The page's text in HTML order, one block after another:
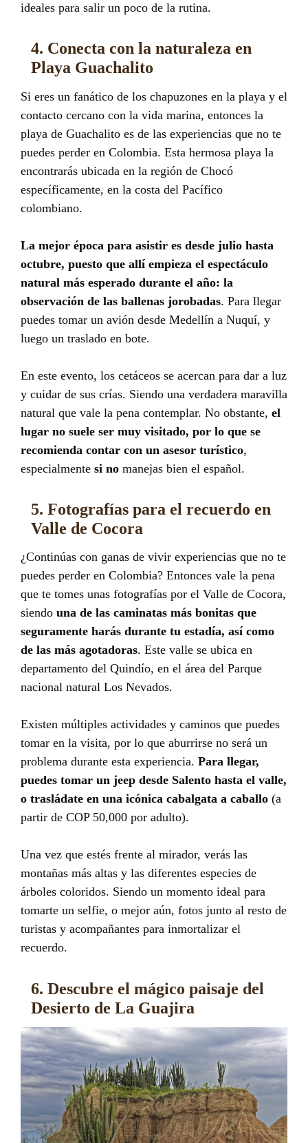
ideales para salir un poco de la rutina.
4. Conecta con la naturaleza en
Playa Guachalito
Si eres un fanático de los chapuzones en la playa y el
contacto cercano con la vida marina, entonces la
playa de Guachalito es de las experiencias que no te
puedes perder en Colombia. Esta hermosa playa la
encontrarás ubicada en la región de Chocó
específicamente, en la costa del Pacífico
colombiano.
La mejor época para asistir es desde julio hasta
octubre, puesto que allí empieza el espectáculo
natural más esperado durante el año: la
observación de las ballenas jorobadas. Para llegar
puedes tomar un avión desde Medellín a Nuquí, y
luego un traslado en bote.
En este evento, los cetáceos se acercan para dar a luz
y cuidar de sus crías. Siendo una verdadera maravilla
natural que vale la pena contemplar. No obstante, el
lugar no suele ser muy visitado, por lo que se
recomienda contar con un asesor turístico,
especialmente si no manejas bien el español.
5. Fotografías para el recuerdo en
Valle de Cocora
¿Continúas con ganas de vivir experiencias que no te
puedes perder en Colombia? Entonces vale la pena
que te tomes unas fotografías por el Valle de Cocora,
siendo una de las caminatas más bonitas que
seguramente harás durante tu estadía, así como
de las más agotadoras. Este valle se ubica en
departamento del Quindío, en el área del Parque
nacional natural Los Nevados.
Existen múltiples actividades y caminos que puedes
tomar en la visita, por lo que aburrirse no será un
problema durante esta experiencia. Para llegar,
puedes tomar un jeep desde Salento hasta el valle,
o trasládate en una icónica cabalgata a caballo (a
partir de COP 50,000 por adulto).
Una vez que estés frente al mirador, verás las
montañas más altas y las diferentes especies de
árboles coloridos. Siendo un momento ideal para
tomarte un selfie, o mejor aún, fotos junto al resto de
turistas y acompañantes para inmortalizar el
recuerdo.
6. Descubre el mágico paisaje del
Desierto de La Guajira